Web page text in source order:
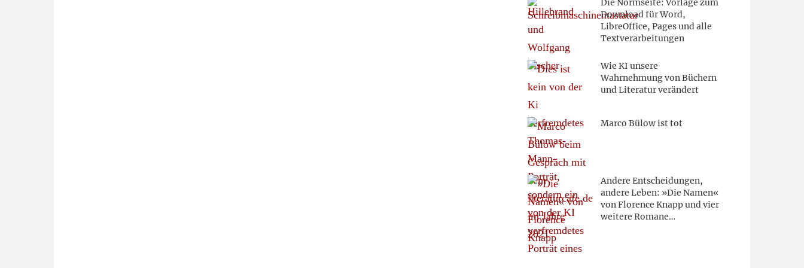
Download für Word,
LibreOffice, Pages und alle
Textverarbeitungen
Wie KI unsere
Wahrnehmung von Büchern
und Literatur verändert
Marco Bülow ist tot
Andere Entscheidungen,
andere Leben: »Die Namen«
von Florence Knapp und vier
weitere Romane…